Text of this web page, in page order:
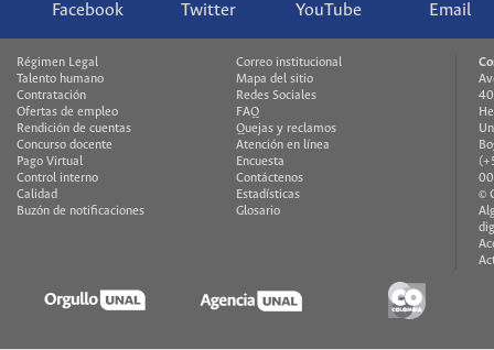
Facebook Twitter YouTube Email
Régimen Legal
Talento humano
Contratación
Ofertas de empleo
Rendición de cuentas
Concurso docente
Pago Virtual
Control interno
Calidad
Buzón de notificaciones
Correo institucional
Mapa del sitio
Redes Sociales
FAQ
Quejas y reclamos
Atención en línea
Encuesta
Contáctenos
Estadísticas
Glosario
©